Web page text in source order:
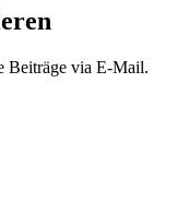
Beiträge via E-Mail.